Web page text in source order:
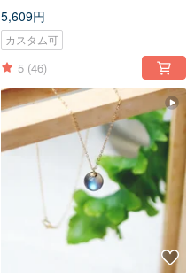
5,609円
カスタム可
5 (46)